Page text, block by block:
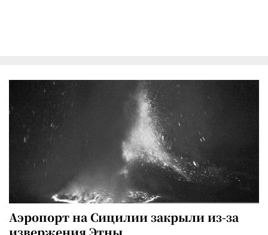
Аэропорт на Сицилии закрыли из-за